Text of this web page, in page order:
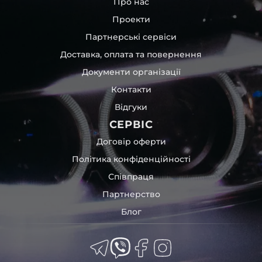
Пропонуємо як самовивіз, так і відправлення на всій
території України. А ще розрахунок у будь-який
Проекти
Партнерські сервіси
Доставка, оплата та повернення
Документи організації
Контакти
Відгуки
СЕРВІС
Договір оферти
Політика конфіденційності
Співпраця
Партнерство
Блог